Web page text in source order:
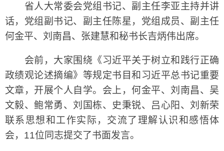
省人大常委会党组书记、副主任李亚主持并讲
话，党组副书记、副主任陈星，党组成员、副主任
何金平、刘南昌、张建慧和秘书长吉炳伟出席。
会前，大家围绕《习近平关于树立和践行正确
政绩观论述摘编》等规定书目和习近平总书记重要
文章，开展个人自学。会上，何金平、刘南昌、吴
文毅、鲍常勇、刘国栋、史秉锐、吕心阳、刘新荣
联系思想和工作实际，交流了理解认识和感悟体
会，11位同志提交了书面发言。